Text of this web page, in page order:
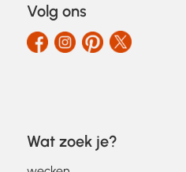
Volg ons
Wat zoek je?